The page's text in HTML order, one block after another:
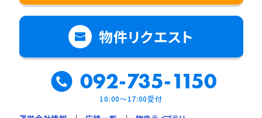
物件リクエスト
092-735-1150
10:00～17:00受付